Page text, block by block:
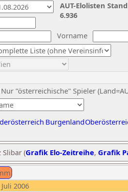
Vorname
Nur "österreichische" Spieler
Burgenland
AUT-Elolisten
6.936
Slibar (Grafik Elo-Zeitreihe, Grafik
2006